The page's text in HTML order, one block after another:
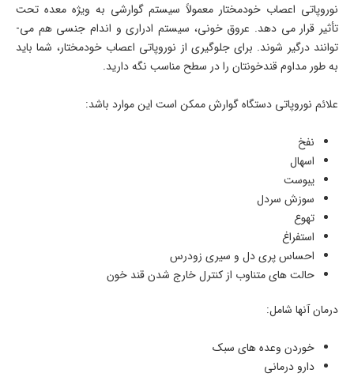
نوروپاتی اعصاب خودمختار معمولاً سیستم گوارشی به ویژه معده تحت
تأثیر قرار می ­دهد. عروق خونی، سیستم ادراری و اندام جنسی هم می­
توانند درگیر شوند. برای جلوگیری از نوروپاتی اعصاب خودمختار، شما باید
به طور مداوم قندخونتان را در سطح مناسب نگه دارید.
علائم نوروپاتی دستگاه گوارش ممکن است این موارد باشد:
نفخ
اسهال
یبوست
سوزش سردل
تهوع
استفراغ
احساس پری­ دل و سیری زودرس
حالت­ های متناوب از کنترل خارج شدن قند خون
درمان آنها شامل:
خوردن وعده ­های سبک
دارو درمانی